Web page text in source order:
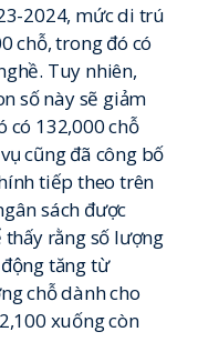
2024, mức di trú
chỗ, trong đó có
Tuy nhiên,
số này sẽ giảm
có 132,000 chỗ
cũng đã công bố
tiếp theo trên
sách được
thấy rằng số lượng
tăng từ
chỗ dành cho
xuống còn